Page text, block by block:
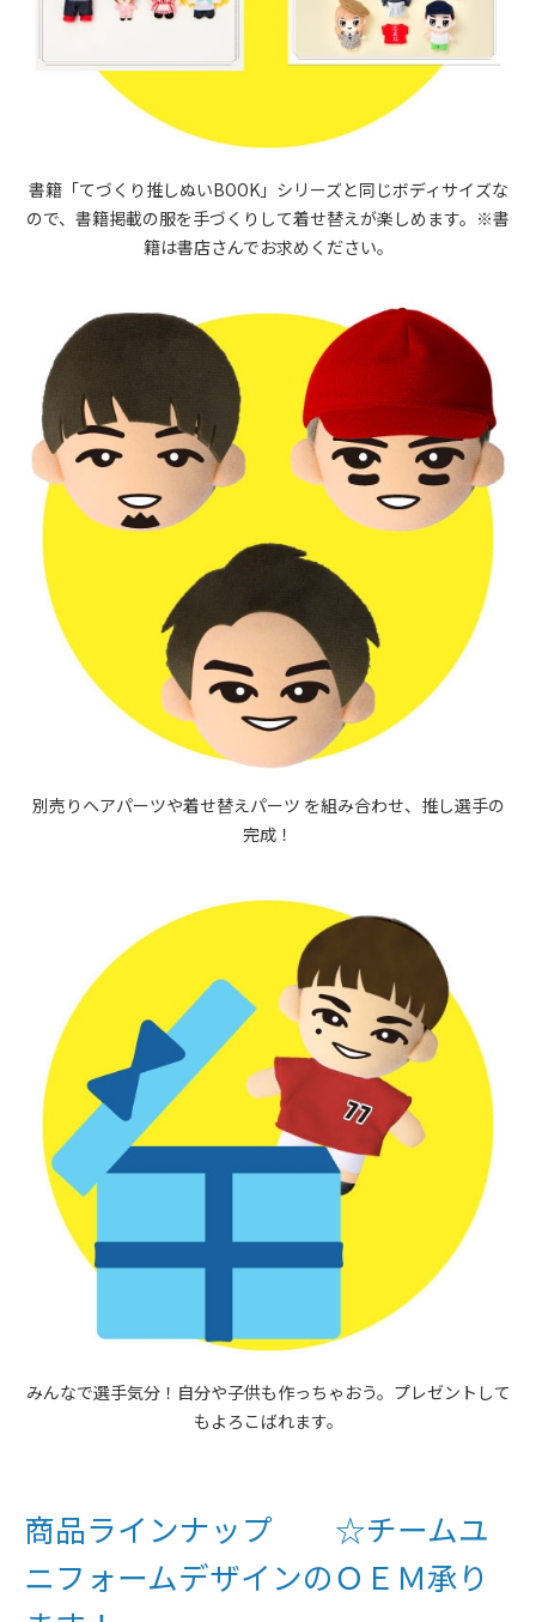
書籍「てづくり推しぬいBOOK」シリーズと同じボディサイズな
ので、書籍掲載の服を手づくりして着せ替えが楽しめます。※書
籍は書店さんでお求めください。
別売りヘアパーツや着せ替えパーツ を組み合わせ、推し選手の
完成！
みんなで選手気分！自分や子供も作っちゃおう。プレゼントして
もよろこばれます。
商品ラインナップ ☆チームユ
ニフォームデザインのＯＥＭ承り